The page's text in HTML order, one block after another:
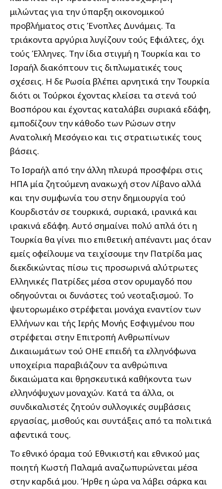
μιλώντας για την ύπαρξη οικονομικού
προβλήματος στις Ένοπλες Δυνάμεις. Τα
τριάκοντα αργύρια λυγίζουν τούς Εφιάλτες, όχι
τούς Έλληνες. Την ίδια στιγμή η Τουρκία και το
Ισραήλ διακόπτουν τις διπλωματικές τους
σχέσεις. Η δε Ρωσία βλέπει αρνητικά την Τουρκία
διότι οι Τούρκοι έχοντας κλείσει τα στενά τού
Βοσπόρου και έχοντας καταλάβει συριακά εδάφη,
εμποδίζουν την κάθοδο των Ρώσων στην
Ανατολική Μεσόγειο και τις στρατιωτικές τους
βάσεις.
Το Ισραήλ από την άλλη πλευρά προσφέρει στις
ΗΠΑ μία ζητούμενη ανακωχή στον Λίβανο αλλά
και την συμφωνία του στην δημιουργία τού
Κουρδιστάν σε τουρκικά, συριακά, ιρανικά και
ιρακινά εδάφη. Αυτό σημαίνει πολύ απλά ότι η
Τουρκία θα γίνει πιο επιθετική απέναντι μας όταν
εμείς οφείλουμε να τειχίσουμε την Πατρίδα μας
διεκδικώντας πίσω τις προσωρινά αλύτρωτες
Ελληνικές Πατρίδες μέσα στον ορυμαγδό που
οδηγούνται οι δυνάστες τού νεοταξισμού. Το
ψευτορωμέικο στρέφεται μονάχα εναντίον των
Ελλήνων και τής Ιερής Μονής Εσφιγμένου που
στρέφεται στην Επιτροπή Ανθρωπίνων
Δικαιωμάτων τού ΟΗΕ επειδή τα ελληνόφωνα
υποχείρια παραβιάζουν τα ανθρώπινα
δικαιώματα και θρησκευτικά καθήκοντα των
ελληνόψυχων μοναχών. Κατά τα άλλα, οι
συνδικαλιστές ζητούν συλλογικές συμβάσεις
εργασίας, μισθούς και συντάξεις από τα πολιτικά
αφεντικά τους.
Το εθνικό όραμα τού Εθνικιστή και εθνικού μας
ποιητή Κωστή Παλαμά αναζωπυρώνεται μέσα
στην καρδιά μου. Ήρθε η ώρα να λάβει σάρκα και